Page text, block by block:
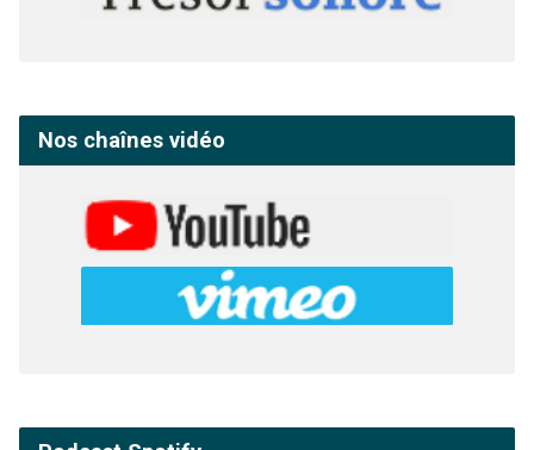
Nos chaînes vidéo